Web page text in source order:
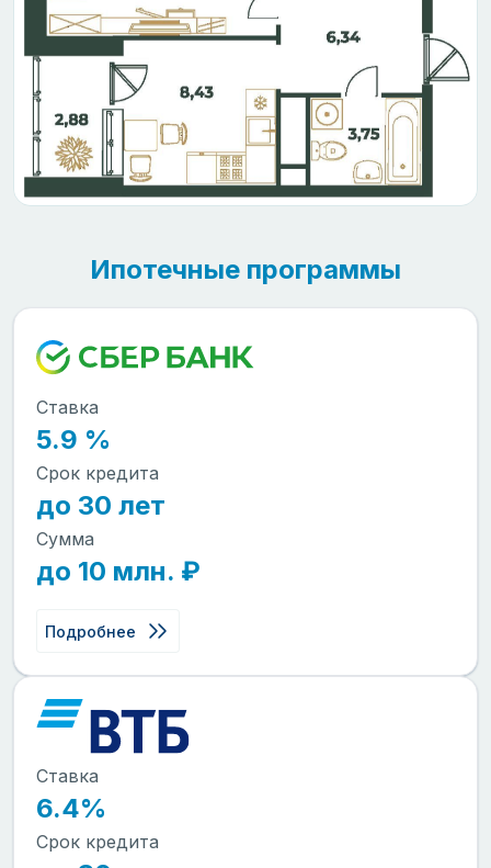
Ипотечные программы
Ставка
5.9 %
Срок кредита
до 30 лет
Сумма
до 10 млн. ₽
Подробнее
Ставка
6.4%
Срок кредита